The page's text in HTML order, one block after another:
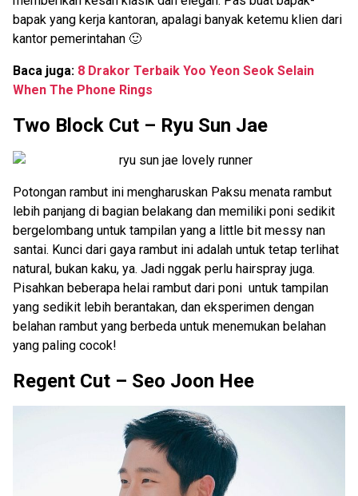
bapak yang kerja kantoran, apalagi banyak ketemu klien dari
kantor pemerintahan 🙂
Baca juga: 8 Drakor Terbaik Yoo Yeon Seok Selain
When The Phone Rings
Two Block Cut – Ryu Sun Jae
Potongan rambut ini mengharuskan Paksu menata rambut
lebih panjang di bagian belakang dan memiliki poni sedikit
bergelombang untuk tampilan yang a little bit messy nan
santai. Kunci dari gaya rambut ini adalah untuk tetap terlihat
natural, bukan kaku, ya. Jadi nggak perlu hairspray juga.
Pisahkan beberapa helai rambut dari poni untuk tampilan
yang sedikit lebih berantakan, dan eksperimen dengan
belahan rambut yang berbeda untuk menemukan belahan
yang paling cocok!
Regent Cut – Seo Joon Hee